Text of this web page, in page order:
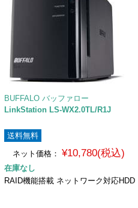
BUFFALO バッファロー
LinkStation LS-WX2.0TL/R1J
送料無料
ネット価格：
¥10,780(税込)
在庫なし
RAID機能搭載 ネットワーク対応HDD